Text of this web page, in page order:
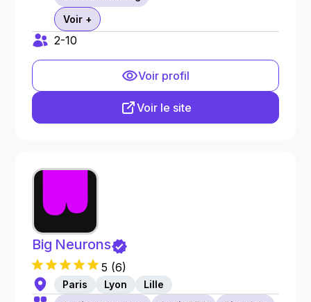
Voir +
2-10
Voir profil
Voir le site
Big Neurons
5 (6)
Paris Lyon
Lille